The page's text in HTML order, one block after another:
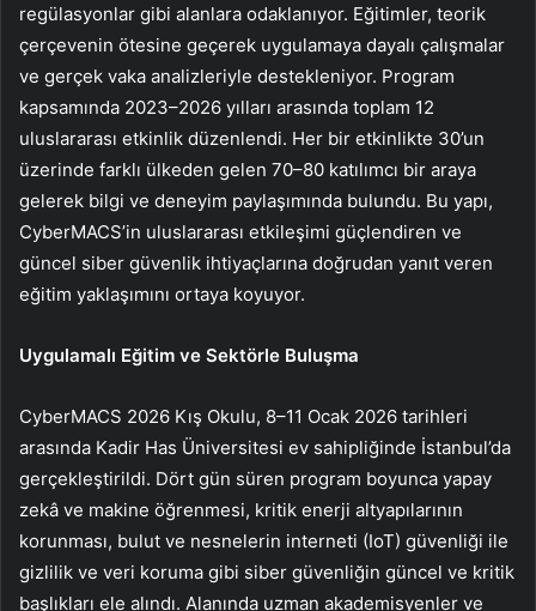
regülasyonlar gibi alanlara odaklanıyor. Eğitimler, teorik
çerçevenin ötesine geçerek uygulamaya dayalı çalışmalar
ve gerçek vaka analizleriyle destekleniyor. Program
kapsamında 2023–2026 yılları arasında toplam 12
uluslararası etkinlik düzenlendi. Her bir etkinlikte 30’un
üzerinde farklı ülkeden gelen 70–80 katılımcı bir araya
gelerek bilgi ve deneyim paylaşımında bulundu. Bu yapı,
CyberMACS’in uluslararası etkileşimi güçlendiren ve
güncel siber güvenlik ihtiyaçlarına doğrudan yanıt veren
eğitim yaklaşımını ortaya koyuyor.
Uygulamalı Eğitim ve Sektörle Buluşma
CyberMACS 2026 Kış Okulu, 8–11 Ocak 2026 tarihleri
arasında Kadir Has Üniversitesi ev sahipliğinde İstanbul’da
gerçekleştirildi. Dört gün süren program boyunca yapay
zekâ ve makine öğrenmesi, kritik enerji altyapılarının
korunması, bulut ve nesnelerin interneti (IoT) güvenliği ile
gizlilik ve veri koruma gibi siber güvenliğin güncel ve kritik
başlıkları ele alındı. Alanında uzman akademisyenler ve